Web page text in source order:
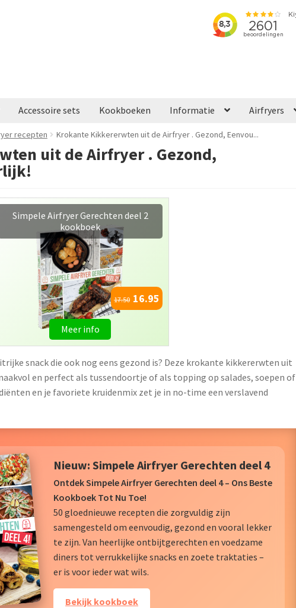
Accessoire sets Kookboeken Informatie Airfryers
recepten Krokante Kikkererwten uit de Airfryer . Gezond, Eenvou...
uit de Airfryer . Gezond,
Simpele Airfryer Gerechten deel 2
kookboek
17.50 16.95
Meer info
snack die ook nog eens gezond is? Deze krokante kikkererwten uit
en perfect als tussendoortje of als topping op salades, soepen of
en je favoriete kruidenmix zet je in no-time een verslavend
Nieuw: Simpele Airfryer Gerechten deel 4
Ontdek Simpele Airfryer Gerechten deel 4 – Ons Beste
Kookboek Tot Nu Toe!
50 gloednieuwe recepten die zorgvuldig zijn
samengesteld om eenvoudig, gezond en vooral lekker
te zijn. Van heerlijke ontbijtgerechten en voedzame
diners tot verrukkelijke snacks en zoete traktaties –
er is voor ieder wat wils.
Bekijk kookboek